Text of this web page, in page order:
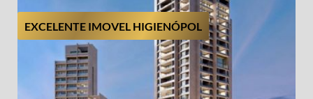
EXCELENTE IMOVEL HIGIENÓPOL